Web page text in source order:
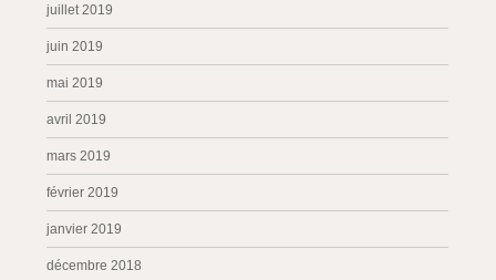
juillet 2019
juin 2019
mai 2019
avril 2019
mars 2019
février 2019
janvier 2019
décembre 2018